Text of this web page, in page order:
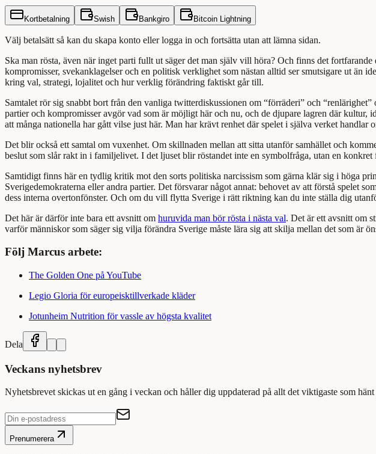
Kortbetalning Swish Bankgiro Bitcoin Lightning
Välj betalsätt så kan du skapa konto eller logga in och fortsätta utan att lämna sidan.
Ska man rösta, även när inget parti fullt ut säger det man själv vill höra? Och finns det
kompromisser, svekanklagelser och en politisk verklighet som nästan alltid ser smutsigare ut än
kring val, strategi, lojalitet och hur verklig förändring faktiskt går till.
Samtalet rör sig snabbt bort från den vanliga twitterdiskussionen om “förräderi” och
partier och kompromisser avgör vad som är möjligt här och nu, och de djupare lagren där
att många nationella har gått vilse just här. Man har krävt renhet där spelet i själva verket
Det blir också ett samtal om vuxenhet. Om skillnaden mellan att sitta utanför samhället och
beslut som slår rakt in i familjelivet. I det ljuset blir röstandet inte en symbolfråga, utan en
Samtidigt finns här en tydlig kritik mot den sorts politiska narcissism som gärna klär sig i höga
Sverigedemokraterna eller andra partier. Det försvarar något annat: behovet av att förstå spelet
dess interna overtonfönster. Och om du vill flytta Sverige i rätt riktning kan du inte ställa dig
Det här är därför inte bara ett avsnitt om huruvida man bör rösta i nästa val. Det är ett avsnitt om
varför människor som säger sig vilja förändra Sverige måste lära sig att skilja mellan det som är
Följ Marcus arbete:
The Golden One på YouTube
Legio Gloria för europeisktillverkade kläder
Jotunheim Nutrition för vassle av högsta kvalitet
Dela
Veckans nyhetsbrev
Nyhetsbrevet skickas ut en gång i veckan och håller dig uppdaterad på allt det viktigaste som
Prenumerera